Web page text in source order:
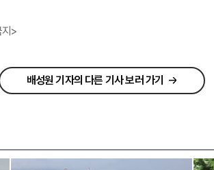
>
배성원 기자의 다른 기사 보러 가기